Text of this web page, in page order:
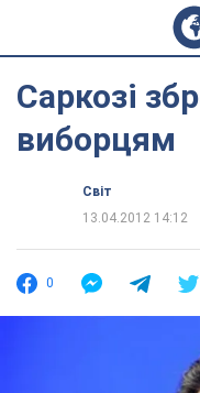
Саркозі
виборцям
Світ
13.04.2012 14:12
0